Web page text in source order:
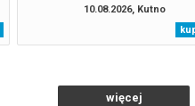
10.08.2026, Kutno
więcej